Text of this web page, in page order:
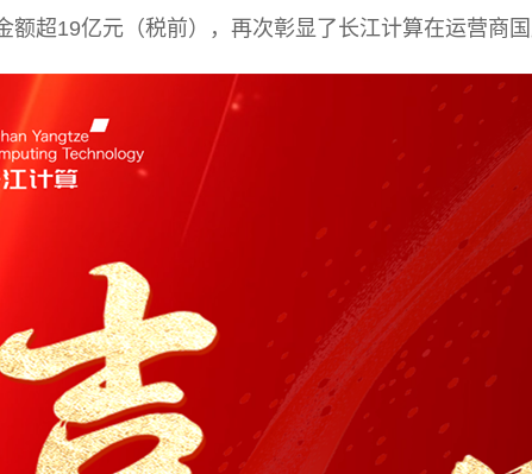
数据中心
园区
应急
电项目，持续
2026移动云大
Token经济繁荣
超19亿元（税前），再次彰显了长江计算在运营商